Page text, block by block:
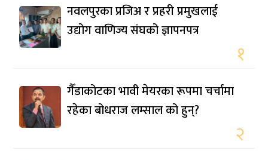
नवलपुरका प्रजिअ र प्रहरी प्रमुखलाई
उद्योग वाणिज्य संघको ज्ञापनपत्र
१
गैँडाकोटका भावी मेयरका रूपमा चर्चामा
रहेका बोधराज लम्साल को हुन्?
२